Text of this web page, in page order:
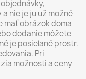
nie je ju už možné
mať obrázok doma
dodanie môžete
je posielané prostr.
Pri
možnosti a ceny